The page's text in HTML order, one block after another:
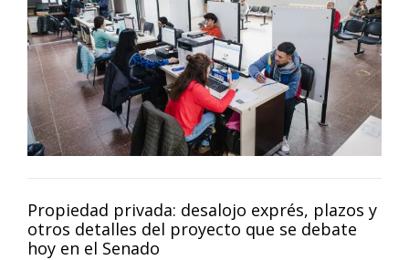
Propiedad privada: desalojo exprés, plazos y
otros detalles del proyecto que se debate
hoy en el Senado